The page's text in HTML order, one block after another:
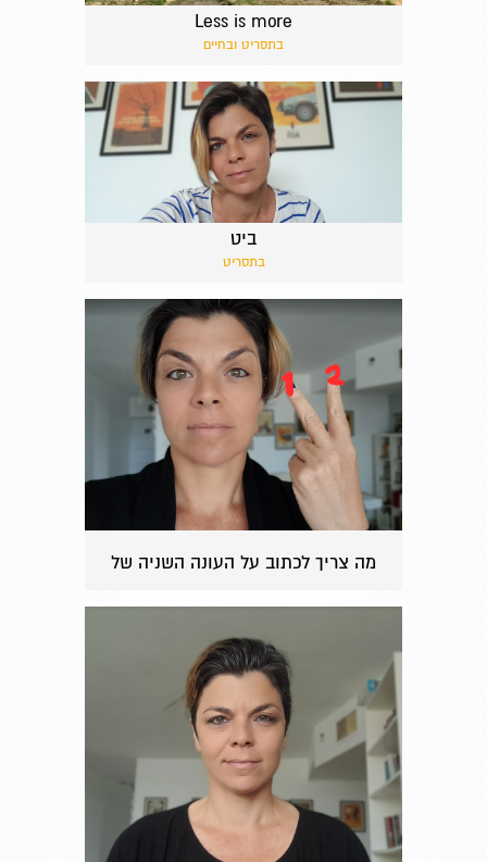
Less is more
בתסריט ובחיים
ביט
בתסריט
מה צריך לכתוב על העונה השניה של